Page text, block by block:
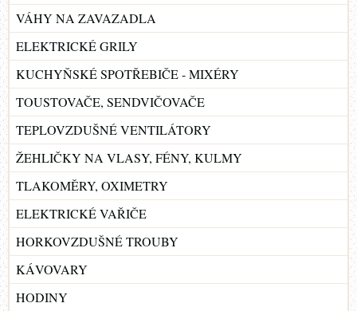
VÁHY NA ZAVAZADLA
ELEKTRICKÉ GRILY
KUCHYŇSKÉ SPOTŘEBIČE - MIXÉRY
TOUSTOVAČE, SENDVIČOVAČE
TEPLOVZDUŠNÉ VENTILÁTORY
ŽEHLIČKY NA VLASY, FÉNY, KULMY
TLAKOMĚRY, OXIMETRY
ELEKTRICKÉ VAŘIČE
HORKOVZDUŠNÉ TROUBY
KÁVOVARY
HODINY